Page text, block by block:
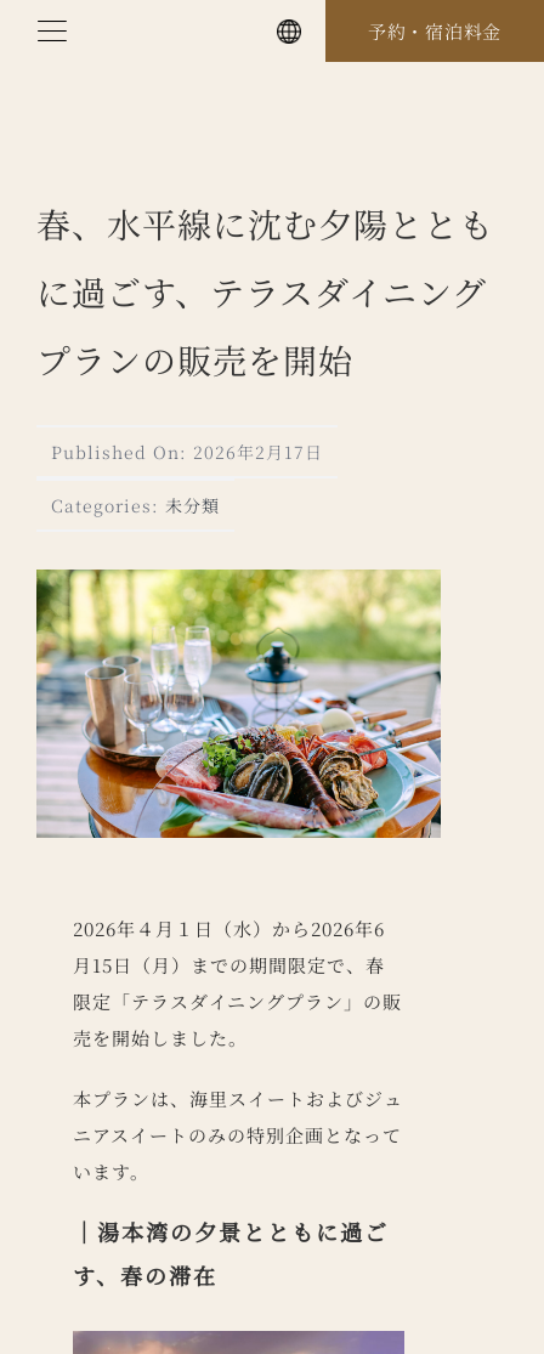
Skip
予約・宿泊料金
春、水平線に沈む夕陽ととも
に過ごす、テラスダイニング
プランの販売を開始
Published On: 2026年2月17日
Categories: 未分類
2026年４月１日（水）から2026年6
月15日（月）までの期間限定で、 春
限定「テラスダイニングプラン」の販
売を開始しました。
本プランは、海里スイートおよびジュ
ニアスイートのみの特別企画となって
います。
湯本湾の夕景とともに過ご
す、春の滞在